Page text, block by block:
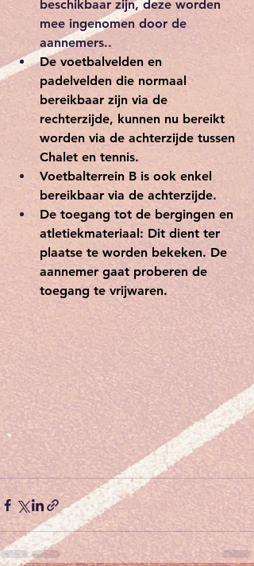
beschikbaar zijn, deze worden
mee ingenomen door de
aannemers..
De voetbalvelden en
padelvelden die normaal
bereikbaar zijn via de
rechterzijde, kunnen nu bereikt
worden via de achterzijde tussen
Chalet en tennis.
Voetbalterrein B is ook enkel
bereikbaar via de achterzijde.
De toegang tot de bergingen en
atletiekmateriaal: Dit dient ter
plaatse te worden bekeken. De
aannemer gaat proberen de
toegang te vrijwaren.